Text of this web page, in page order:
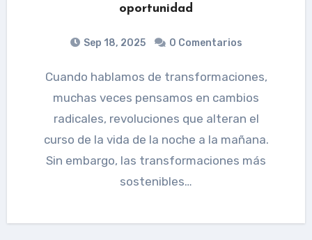
oportunidad
Sep 18, 2025 0 Comentarios
Cuando hablamos de transformaciones,
muchas veces pensamos en cambios
radicales, revoluciones que alteran el
curso de la vida de la noche a la mañana.
Sin embargo, las transformaciones más
sostenibles…